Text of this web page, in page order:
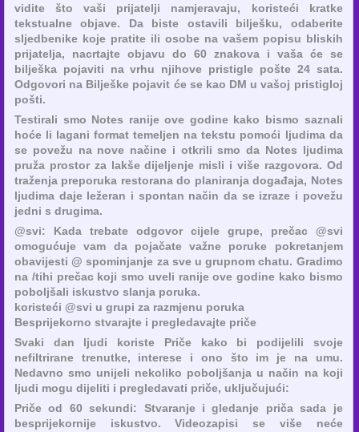
vidite što vaši prijatelji namjeravaju, koristeći kratke
tekstualne objave. Da biste ostavili bilješku, odaberite
sljedbenike koje pratite ili osobe na vašem popisu bliskih
prijatelja, nacrtajte objavu do 60 znakova i vaša će se
bilješka pojaviti na vrhu njihove pristigle pošte 24 sata.
Odgovori na Bilješke pojavit će se kao DM u vašoj pristigloj
pošti.
Testirali smo Notes ranije ove godine kako bismo saznali
hoće li lagani format temeljen na tekstu pomoći ljudima da
se povežu na nove načine i otkrili smo da Notes ljudima
pruža prostor za lakše dijeljenje misli i više razgovora. Od
traženja preporuka restorana do planiranja događaja, Notes
ljudima daje ležeran i spontan način da se izraze i povežu
jedni s drugima.
@svi: Kada trebate odgovor cijele grupe, prečac @svi
omogućuje vam da pojačate važne poruke pokretanjem
obavijesti @ spominjanje za sve u grupnom chatu. Gradimo
na /tihi prečac koji smo uveli ranije ove godine kako bismo
poboljšali iskustvo slanja poruka.
koristeći @svi u grupi za razmjenu poruka
Besprijekorno stvarajte i pregledavajte priče
Svaki dan ljudi koriste Priče kako bi podijelili svoje
nefiltrirane trenutke, interese i ono što im je na umu.
Nedavno smo unijeli nekoliko poboljšanja u način na koji
ljudi mogu dijeliti i pregledavati priče, uključujući:
Priče od 60 sekundi: Stvaranje i gledanje priča sada je
besprijekornije iskustvo. Videozapisi se više neće